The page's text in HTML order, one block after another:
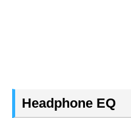
Headphone EQ